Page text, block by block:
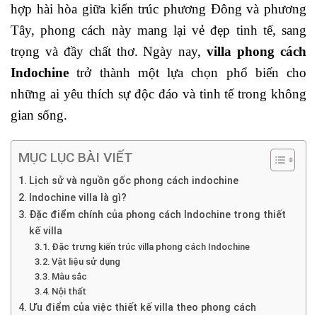
hợp hài hòa giữa kiến trúc phương Đông và phương
Tây, phong cách này mang lại vẻ đẹp tinh tế, sang
trọng và đầy chất thơ. Ngày nay,villa phong cách
Indochine trở thành một lựa chọn phổ biến cho
những ai yêu thích sự độc đáo và tinh tế trong không
gian sống.
MỤC LỤC BÀI VIẾT
Lịch sử và nguồn gốc phong cách indochine
Indochine villa là gì?
Đặc điểm chính của phong cách Indochine trong thiết
kế villa
Đặc trưng kiến trúc villa phong cách Indochine
Vật liệu sử dụng
Màu sắc
Nội thất
Ưu điểm của việc thiết kế villa theo phong cách